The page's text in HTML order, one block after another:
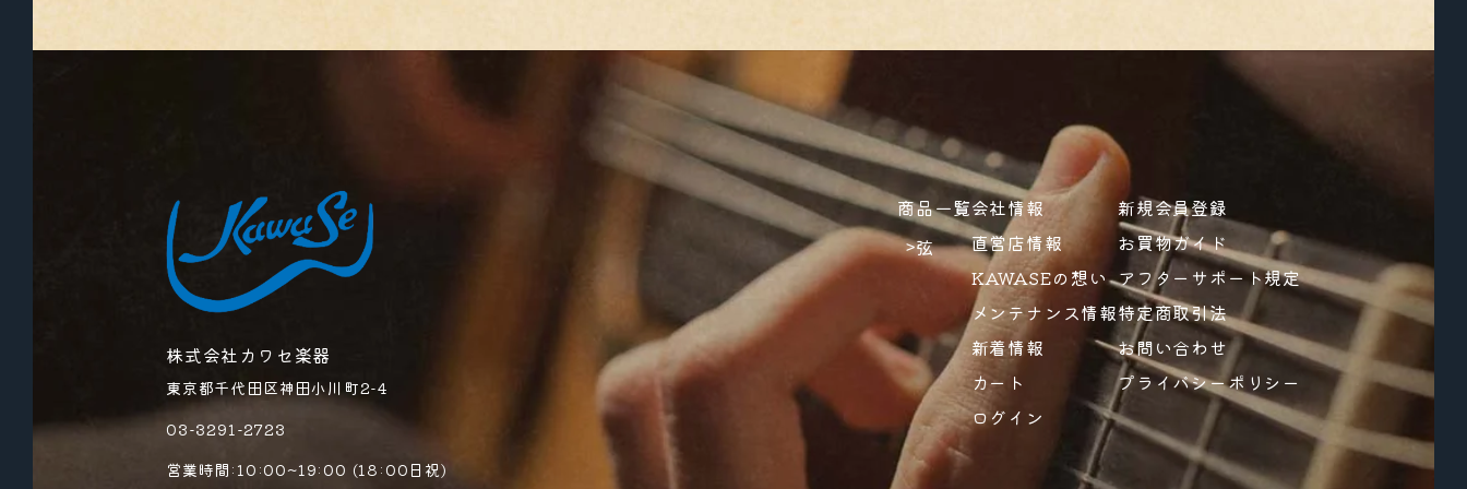
株式会社カワセ楽器
東京都千代田区神田小川町2-4
03-3291-2723
営業時間:10:00~19:00 (18:00日祝)
商品一覧
>弦
会社情報
直営店情報
KAWASEの想い
メンテナンス情報
新着情報
カート
ログイン
新規会員登録
お買物ガイド
アフターサポート規定
特定商取引法
お問い合わせ
プライバシーポリシー